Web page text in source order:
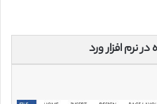
نرم افزار ورد